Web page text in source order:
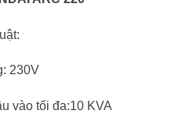
230V
vào tối đa:10 KVA